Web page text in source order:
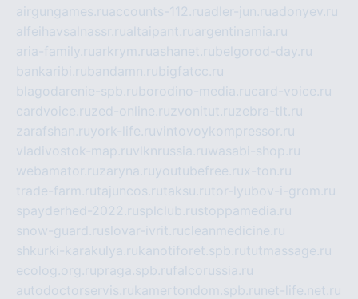
airgungames.ruaccounts-112.ruadler-jun.ruadonyev.ru
alfeihavsalnassr.rualtaipant.ruargentinamia.ru
aria-family.ruarkrym.ruashanet.rubelgorod-day.ru
bankaribi.rubandamn.rubigfatcc.ru
blagodarenie-spb.ruborodino-media.rucard-voice.ru
cardvoice.ruzed-online.ruzvonitut.ruzebra-tlt.ru
zarafshan.ruyork-life.ruvintovoykompressor.ru
vladivostok-map.ruvlknrussia.ruwasabi-shop.ru
webamator.ruzaryna.ruyoutubefree.rux-ton.ru
trade-farm.rutajuncos.rutaksu.rutor-lyubov-i-grom.ru
spayderhed-2022.rusplclub.rustoppamedia.ru
snow-guard.ruslovar-ivrit.rucleanmedicine.ru
shkurki-karakulya.rukanotiforet.spb.rututmassage.ru
ecolog.org.rupraga.spb.rufalcorussia.ru
autodoctorservis.rukamertondom.spb.ru net-life.net.ru